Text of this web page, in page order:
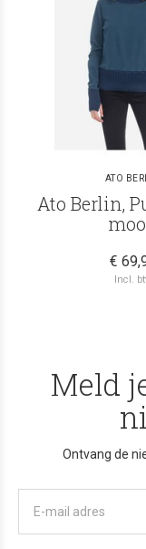
ATO
Ato Berlin,
€
Incl.
Meld
Ontvang de